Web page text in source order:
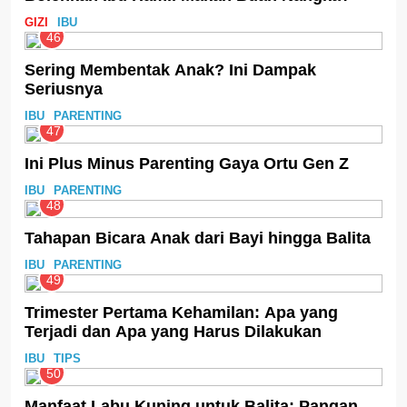
GIZI IBU
46
Sering Membentak Anak? Ini Dampak
Seriusnya
IBU PARENTING
47
Ini Plus Minus Parenting Gaya Ortu Gen Z
IBU PARENTING
48
Tahapan Bicara Anak dari Bayi hingga Balita
IBU PARENTING
49
Trimester Pertama Kehamilan: Apa yang
Terjadi dan Apa yang Harus Dilakukan
IBU TIPS
50